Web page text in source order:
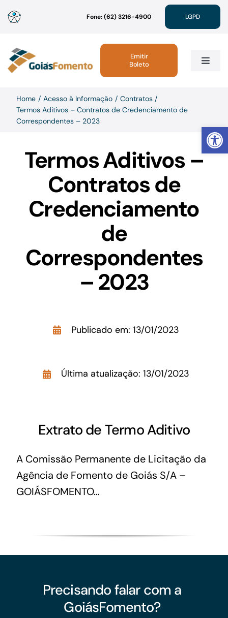
Abrir
para
conteúdo
Fone: (62) 3216-4900 LGPD
Toggle
Institucional
Atendimento
Sustentabilidade
Acesso à Informação
Emitir
Boleto
Home Acesso à Informação
Contratos
Termos Aditivos – Contratos de Credenciamento de
Correspondentes – 2023
Termos Aditivos –
Contratos de
Credenciamento
de
Correspondentes
– 2023
Publicado em: 13/01/2023
Última atualização: 13/01/2023
Extrato de Termo Aditivo
A Comissão Permanente de Licitação da
Agência de Fomento de Goiás S/A –
GOIÁSFOMENTO…
Precisando falar com a
GoiásFomento?